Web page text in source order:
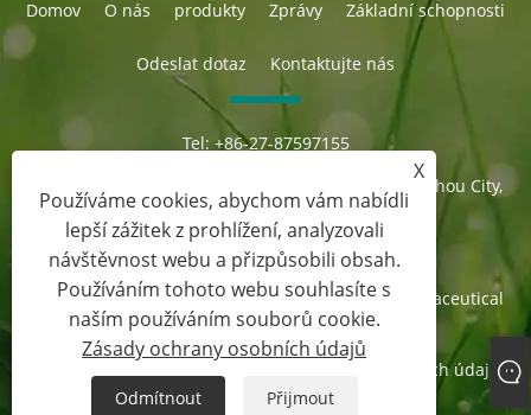
Domov O nás produkty Zprávy Základní schopnosti
Odeslat dotaz Kontaktujte nás
Tel: +86-27-87597155
Gedian Economic Development District, E-zhou City,
Hubei, Čína.
Copyright © 2022 Hubei Gedian Humanwell Pharmaceutical
Co., Ltd. Všechna práva vyhrazena
Zásady ochrany osobních údajů
X
Používáme cookies, abychom vám nabídli
lepší zážitek z prohlížení, analyzovali
návštěvnost webu a přizpůsobili obsah.
Používáním tohoto webu souhlasíte s
naším používáním souborů cookie.
Zásady ochrany osobních údajů
Odmítnout Přijmout